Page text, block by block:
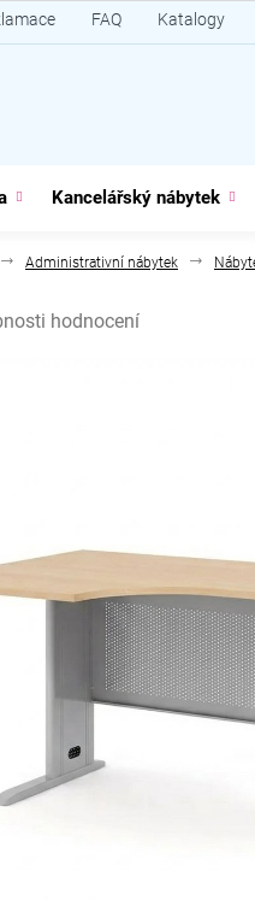
FAQ Katalogy
Kancelářský nábytek
Administrativní nábytek
hodnocení